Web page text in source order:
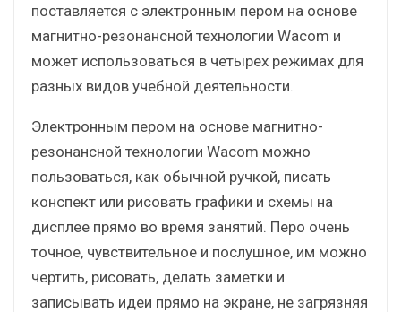
поставляется с электронным пером на основе
магнитно-резонансной технологии Wacom и
может использоваться в четырех режимах для
разных видов учебной деятельности.
Электронным пером на основе магнитно-
резонансной технологии Wacom можно
пользоваться, как обычной ручкой, писать
конспект или рисовать графики и схемы на
дисплее прямо во время занятий. Перо очень
точное, чувствительное и послушное, им можно
чертить, рисовать, делать заметки и
записывать идеи прямо на экране, не загрязняя